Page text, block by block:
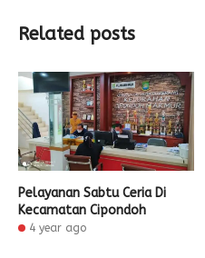
Related posts
Pelayanan Sabtu Ceria Di
Kecamatan Cipondoh
4 year ago